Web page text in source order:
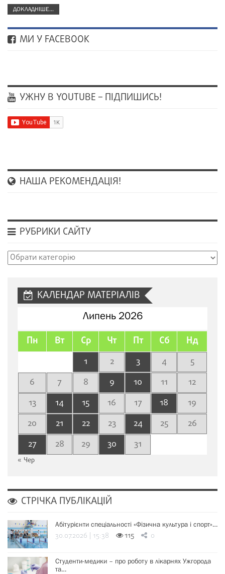
ДОКЛАДНІШЕ...
МИ У FACEBOOK
УЖНУ В YOUTUBE – ПІДПИШИСЬ!
НАША РЕКОМЕНДАЦІЯ!
РУБРИКИ САЙТУ
Рубрики
КАЛЕНДАР МАТЕРІАЛІВ
Липень 2026
Пн Вт Ср Чт Пт Сб Нд
1 2 3 4
5
6
7 8 9 10 11
12
13
14 15 16 17 18
19
20
21 22 23 24 25
26
27
28 29 30 31
« Чер
СТРІЧКА ПУБЛІКАЦІЙ
Абітурієнти спеціальності «Фізична культура і спорт»…
30.07.2026 | 15:38 115 0
Студенти-медики – про роботу в лікарнях Ужгорода
та…